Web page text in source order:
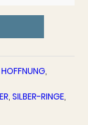
,
,SILBER-RINGE,